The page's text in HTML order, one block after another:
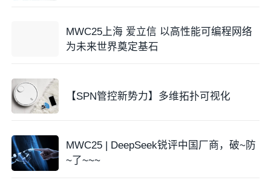
MWC25上海 爱立信 以高性能可编程网络
为未来世界奠定基石
【SPN管控新势力】多维拓扑可视化
MWC25 | DeepSeek锐评中国厂商，破~防
~了~~~